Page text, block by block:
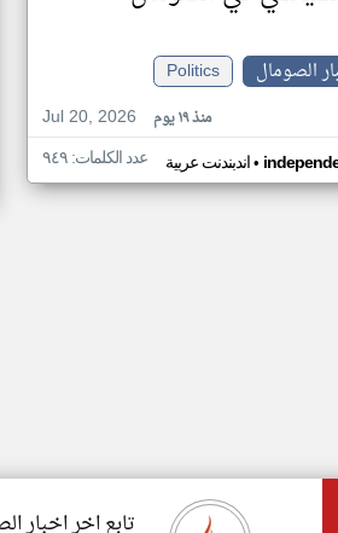
الصومال
Politics
Jul 20, 2026
منذ ١٩ يوم
اندبندنت عربية• عدد الكلمات: ٩٤٩
تابع اخر اخبار